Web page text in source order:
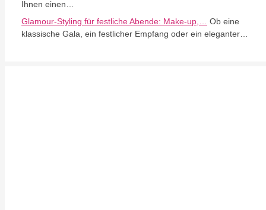
Ihnen einen…
Glamour-Styling für festliche Abende: Make-up,…
Ob eine
klassische Gala, ein festlicher Empfang oder ein eleganter…